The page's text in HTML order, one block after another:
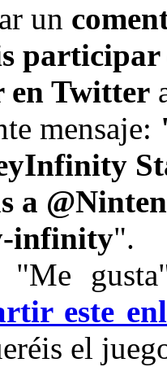
un
participar
en Twitter
mensaje:
a
infinity".
"Me
este
el